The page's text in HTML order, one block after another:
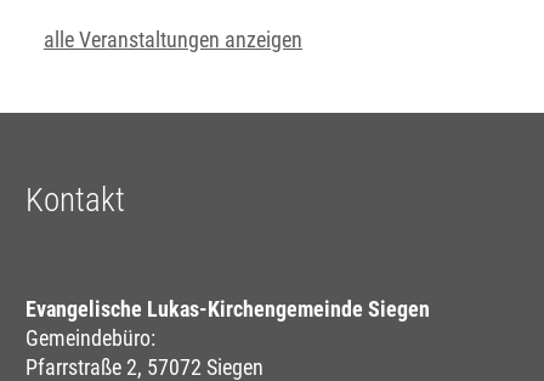
alle Veranstaltungen anzeigen
Kontakt
Evangelische Lukas-Kirchengemeinde Siegen
Gemeindebüro:
Pfarrstraße 2, 57072 Siegen